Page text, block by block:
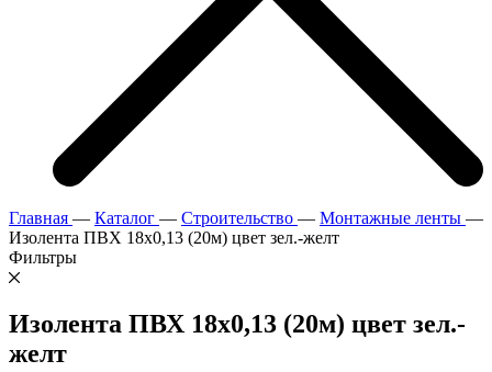
Главная — Каталог — Строительство — Монтажные ленты —
Изолента ПВХ 18х0,13 (20м) цвет зел.-желт
Фильтры
Изолента ПВХ 18х0,13 (20м) цвет зел.-
желт